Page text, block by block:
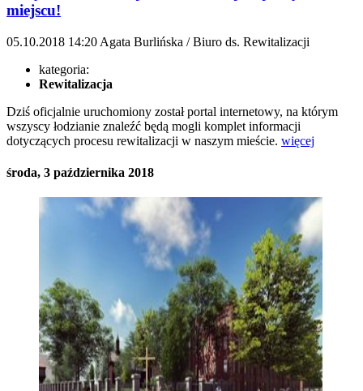
miejscu!
05.10.2018 14:20 Agata Burlińska / Biuro ds. Rewitalizacji
kategoria:
Rewitalizacja
Dziś oficjalnie uruchomiony został portal internetowy, na którym
wszyscy łodzianie znaleźć będą mogli komplet informacji
dotyczących procesu rewitalizacji w naszym mieście. więcej
środa, 3 października 2018